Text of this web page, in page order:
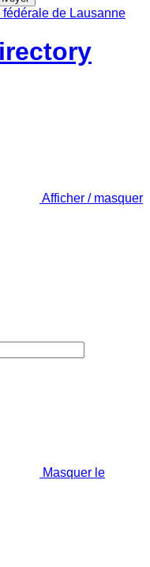
Afficher / masquer
Masquer le